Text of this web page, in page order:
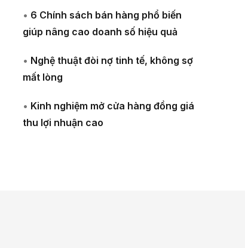
• 6 Chính sách bán hàng phổ biến
giúp nâng cao doanh số hiệu quả
• Nghệ thuật đòi nợ tinh tế, không sợ
mất lòng
• Kinh nghiệm mở cửa hàng đồng giá
thu lợi nhuận cao